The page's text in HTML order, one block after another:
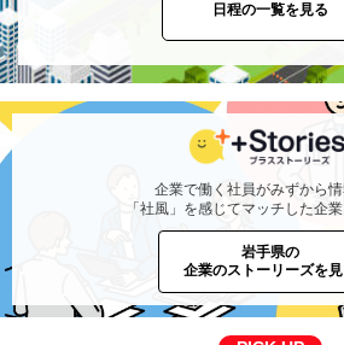
日程の一覧を見る
企業で働く社員がみずから
「社風」を感じてマッチした企
岩手県の
企業のストーリーズを